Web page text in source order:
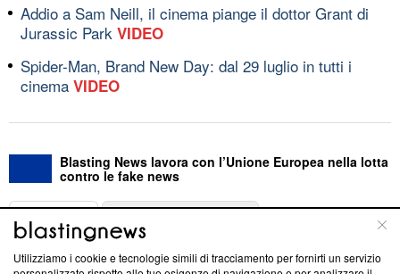
Addio a Sam Neill, il cinema piange il dottor Grant di
Jurassic Park VIDEO
Spider-Man, Brand New Day: dal 29 luglio in tutti i
cinema VIDEO
Blasting News lavora con l’Unione Europea nella lotta
contro le fake news
ABOUT
Utilizziamo i cookie e tecnologie simili di tracciamento per fornirti un servizio